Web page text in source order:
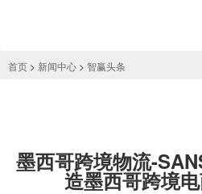
首页 > 新闻中心 > 智赢头条
墨西哥跨境物流-
造墨西哥跨境